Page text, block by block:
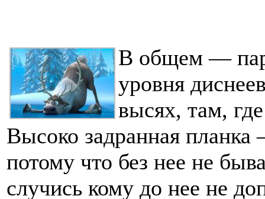
В общем —
уровня
высях, там,
Высоко задранная
потому что без нее не
случись кому до нее не